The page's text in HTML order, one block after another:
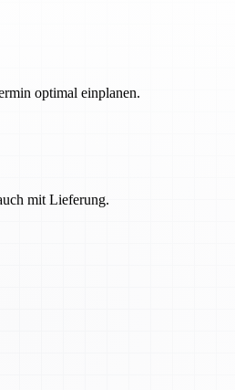
optimal einplanen.
mit Lieferung.